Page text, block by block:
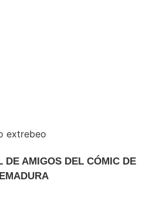
DE AMIGOS DEL CÓMIC DE